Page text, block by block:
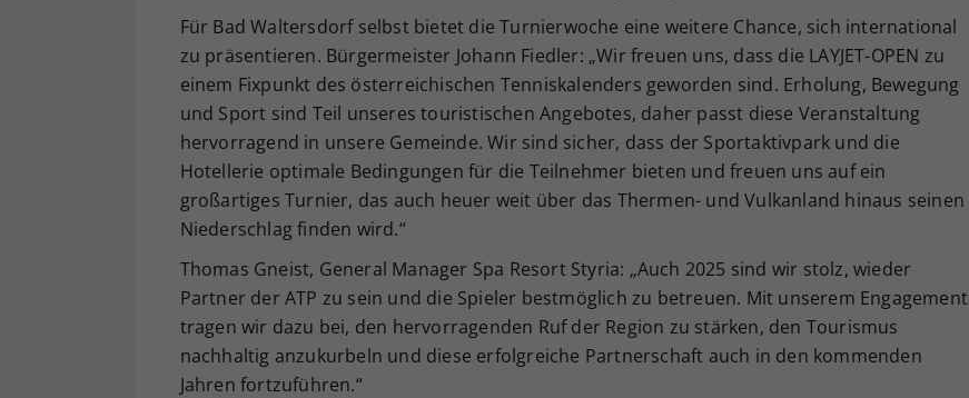
Für Bad Waltersdorf selbst bietet die Turnierwoche eine weitere Chance, sich international
zu präsentieren. Bürgermeister Johann Fiedler: „Wir freuen uns, dass die LAYJET-OPEN zu
einem Fixpunkt des österreichischen Tenniskalenders geworden sind. Erholung, Bewegung
und Sport sind Teil unseres touristischen Angebotes, daher passt diese Veranstaltung
hervorragend in unsere Gemeinde. Wir sind sicher, dass der Sportaktivpark und die
Hotellerie optimale Bedingungen für die Teilnehmer bieten und freuen uns auf ein
großartiges Turnier, das auch heuer weit über das Thermen- und Vulkanland hinaus seinen
Niederschlag finden wird.“
Thomas Gneist, General Manager Spa Resort Styria: „Auch 2025 sind wir stolz, wieder
Partner der ATP zu sein und die Spieler bestmöglich zu betreuen. Mit unserem Engagement
tragen wir dazu bei, den hervorragenden Ruf der Region zu stärken, den Tourismus
nachhaltig anzukurbeln und diese erfolgreiche Partnerschaft auch in den kommenden
Jahren fortzuführen.“